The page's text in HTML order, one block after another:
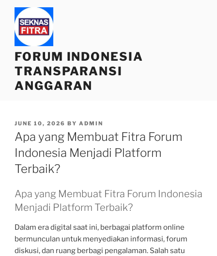
content
FORUM INDONESIA
TRANSPARANSI
ANGGARAN
POSTED
ON
JUNE 10, 2026 BY ADMIN
Apa yang Membuat Fitra Forum
Indonesia Menjadi Platform
Terbaik?
Apa yang Membuat Fitra Forum Indonesia
Menjadi Platform Terbaik?
Dalam era digital saat ini, berbagai platform online
bermunculan untuk menyediakan informasi, forum
diskusi, dan ruang berbagi pengalaman. Salah satu